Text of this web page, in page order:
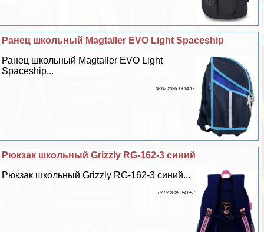
Ранец школьный Magtaller EVO Light Spaceship
Ранец школьный Magtaller EVO Light
Spaceship...
08 07 2026 19:14:17
Рюкзак школьный Grizzly RG-162-3 синий
Рюкзак школьный Grizzly RG-162-3 синий...
07 07 2026 2:41:53